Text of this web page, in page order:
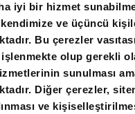
iyi bir hizmet
ve üçüncü
Bu çerezler
olup gerekli
sunulması
Diğer çerezler,
ve
petrol stoklarına
petrol stokları
408 milyon 600 bin